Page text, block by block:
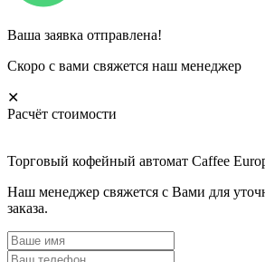
Ваша заявка отправлена!
Скоро с вами свяжется наш менеджер
✕
Расчёт стоимости
Торговый кофейный автомат Caffee
Наш менеджер свяжется с Вами для
заказа.